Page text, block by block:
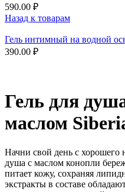
590.00 ₽
Назад к товарам
Гель интимный на водной
390.00 ₽
Гель для
маслом
Начни свой день с хорошего
душа с маслом конопли
питает кожу, сохраняя
экстракты в составе